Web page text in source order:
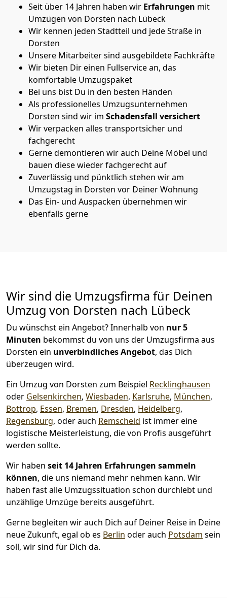
Seit über 14 Jahren haben wir Erfahrungen mit
Umzügen von Dorsten nach Lübeck
Wir kennen jeden Stadtteil und jede Straße in
Dorsten
Unsere Mitarbeiter sind ausgebildete Fachkräfte
Wir bieten Dir einen Fullservice an, das
komfortable Umzugspaket
Bei uns bist Du in den besten Händen
Als professionelles Umzugsunternehmen
Dorsten sind wir im Schadensfall versichert
Wir verpacken alles transportsicher und
fachgerecht
Gerne demontieren wir auch Deine Möbel und
bauen diese wieder fachgerecht auf
Zuverlässig und pünktlich stehen wir am
Umzugstag in Dorsten vor Deiner Wohnung
Das Ein- und Auspacken übernehmen wir
ebenfalls gerne
Wir sind die Umzugsfirma für Deinen
Umzug von Dorsten nach Lübeck
Du wünschst ein Angebot? Innerhalb von nur 5
Minuten bekommst du von uns der Umzugsfirma aus
Dorsten ein unverbindliches Angebot, das Dich
überzeugen wird.
Ein Umzug von Dorsten zum Beispiel Recklinghausen
oder Gelsenkirchen, Wiesbaden, Karlsruhe, München,
Bottrop, Essen, Bremen, Dresden, Heidelberg,
Regensburg, oder auch Remscheid ist immer eine
logistische Meisterleistung, die von Profis ausgeführt
werden sollte.
Wir haben seit 14 Jahren Erfahrungen sammeln
können, die uns niemand mehr nehmen kann. Wir
haben fast alle Umzugssituation schon durchlebt und
unzählige Umzüge bereits ausgeführt.
Gerne begleiten wir auch Dich auf Deiner Reise in Deine
neue Zukunft, egal ob es Berlin oder auch Potsdam sein
soll, wir sind für Dich da.